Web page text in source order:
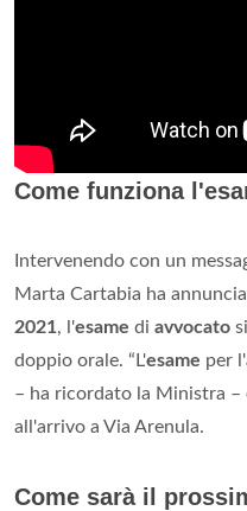
Come funziona
Intervenendo con un
Marta Cartabia ha
2021, l'esame di avvocato
doppio orale. “L'esame per
– ha ricordato la Ministra
all'arrivo a Via Arenula.
Come sarà il